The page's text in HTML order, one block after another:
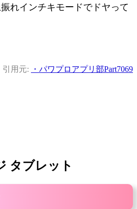
れインチキモードでドヤって
引用元: ・パワプロアプリ部Part7069
タブレット